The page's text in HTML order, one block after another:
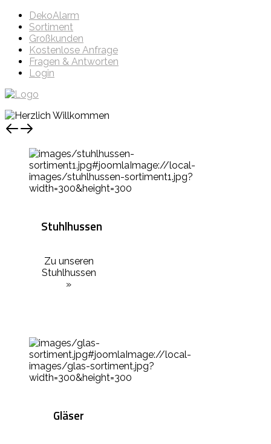
DekoAlarm
Sortiment
Großkunden
Kostenlose Anfrage
Fragen & Antworten
Login
Stuhlhussen
Zu unseren
Stuhlhussen
»
Gläser